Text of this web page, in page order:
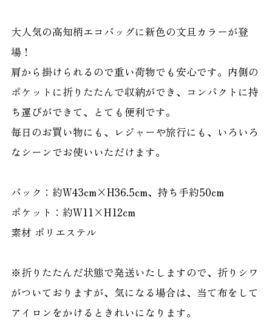
大人気の高知柄エコバッグに新色の文旦カラーが登
場！
肩から掛けられるので重い荷物でも安心です。内側の
ポケットに折りたたんで収納ができ、コンパクトに持
ち運びができて、とても便利です。
毎日のお買い物にも、レジャーや旅行にも、いろいろ
なシーンでお使いいただけます。
バック：約W43cm×H36.5cm、持ち手約50cm
ポケット：約W11×H12cm
素材 ポリエステル
※折りたたんだ状態で発送いたしますので、折りシワ
がついておりますが、気になる場合は、当て布をして
アイロンをかけるときれいになります。